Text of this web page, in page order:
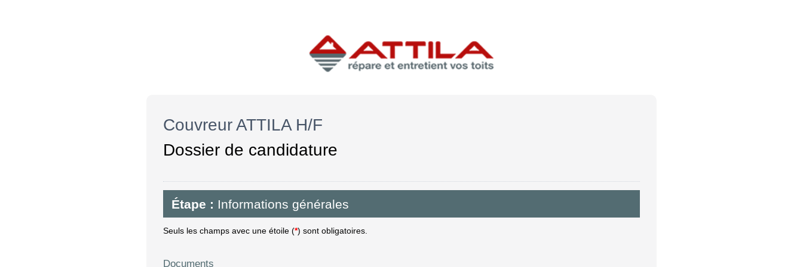
Couvreur ATTILA H/F
Dossier de candidature
Étape : Informations générales
Seuls les champs avec une étoile (*) sont obligatoires.
Documents